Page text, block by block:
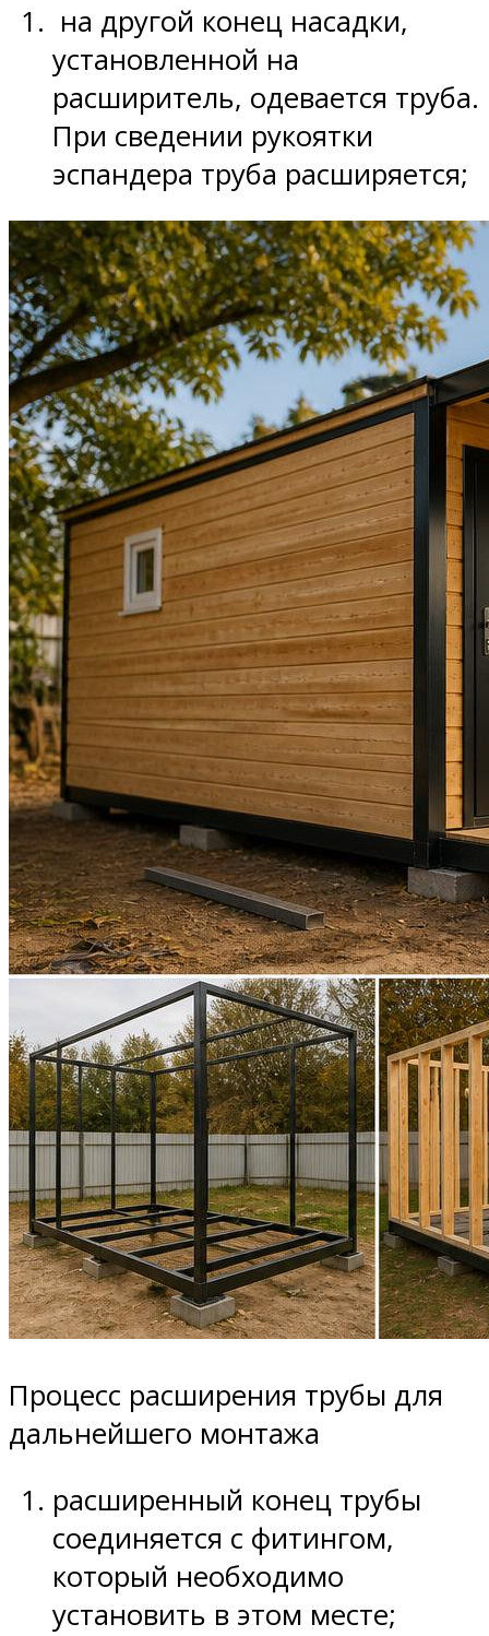
на другой конец насадки,
установленной на
расширитель, одевается труба.
При сведении рукоятки
эспандера труба расширяется;
Процесс расширения трубы для
дальнейшего монтажа
расширенный конец трубы
соединяется с фитингом,
который необходимо
установить в этом месте;